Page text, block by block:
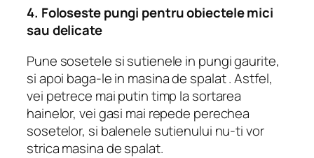
4. Foloseste pungi pentru obiectele mici
sau delicate
Pune sosetele si sutienele in pungi gaurite,
si apoi baga-le in masina de spalat . Astfel,
vei petrece mai putin timp la sortarea
hainelor, vei gasi mai repede perechea
sosetelor, si balenele sutienului nu-ti vor
strica masina de spalat.